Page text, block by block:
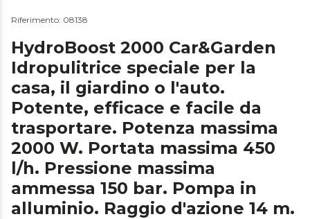
Riferimento: 08138
HydroBoost 2000 Car&Garden
Idropulitrice speciale per la
casa, il giardino o l'auto.
Potente, efficace e facile da
trasportare. Potenza massima
2000 W. Portata massima 450
l/h. Pressione massima
ammessa 150 bar. Pompa in
alluminio. Raggio d'azione 14 m.